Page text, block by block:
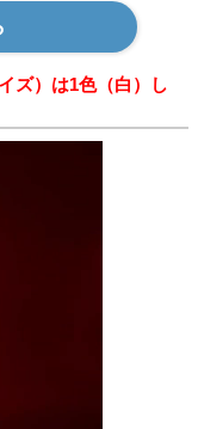
ズ）は1色（白）し